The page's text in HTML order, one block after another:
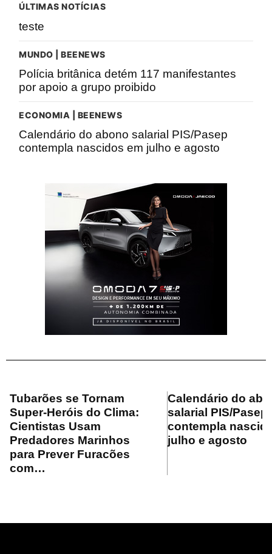
ÚLTIMAS NOTÍCIAS
teste
MUNDO | BEENEWS
Polícia britânica detém 117 manifestantes
por apoio a grupo proibido
ECONOMIA | BEENEWS
Calendário do abono salarial PIS/Pasep
contempla nascidos em julho e agosto
Tubarões se Tornam
Super-Heróis do Clima:
Cientistas Usam
Predadores Marinhos
para Prever Furacões
com…
Calendário do
salarial PIS/Pasep
contempla
julho e agosto